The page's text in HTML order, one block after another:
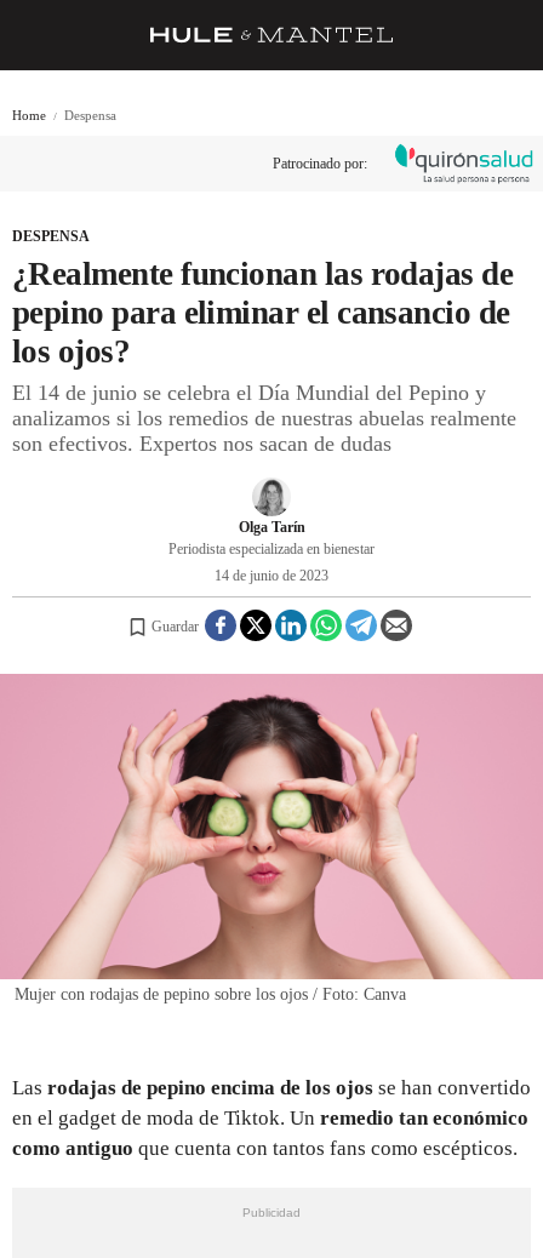
BARRAS Y ESTRELLAS
DÓNDE COMER
ÍDOLOS DE MESAS
TRADICIÓN
REGISTRO
Home Despensa
Patrocinado por:
DESPENSA
¿Realmente funcionan las rodajas de
pepino para eliminar el cansancio de
los ojos?
El 14 de junio se celebra el Día Mundial del Pepino y
analizamos si los remedios de nuestras abuelas realmente
son efectivos. Expertos nos sacan de dudas
Olga Tarín
Periodista especializada en bienestar
14 de junio de 2023
Guardar
Mujer con rodajas de pepino sobre los ojos / Foto: Canva
Las rodajas de pepino encima de los ojos se han convertido
en el gadget de moda de Tiktok. Un remedio tan económico
como antiguo que cuenta con tantos fans como escépticos.